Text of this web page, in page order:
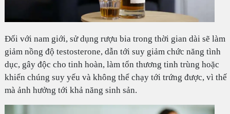
Đối với nam giới, sử dụng rượu bia trong thời gian dài sẽ làm
giảm nồng độ testosterone, dẫn tới suy giảm chức năng tình
dục, gây độc cho tinh hoàn, làm tổn thương tinh trùng hoặc
khiến chúng suy yếu và không thể chạy tới trứng được, vì thế
mà ảnh hưởng tới khả năng sinh sản.